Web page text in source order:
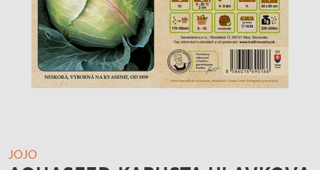
JOJO